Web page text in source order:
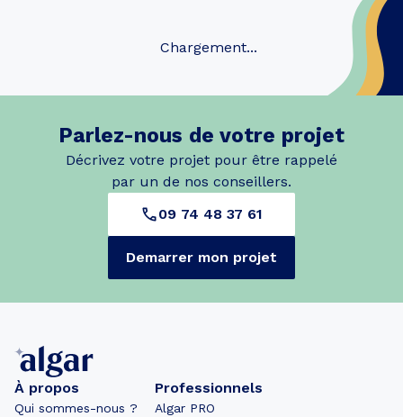
Chargement...
Parlez-nous de votre projet
Décrivez votre projet pour être rappelé
par un de nos conseillers.
09 74 48 37 61
Demarrer mon projet
À propos
Qui sommes-nous ?
Professionnels
Algar PRO